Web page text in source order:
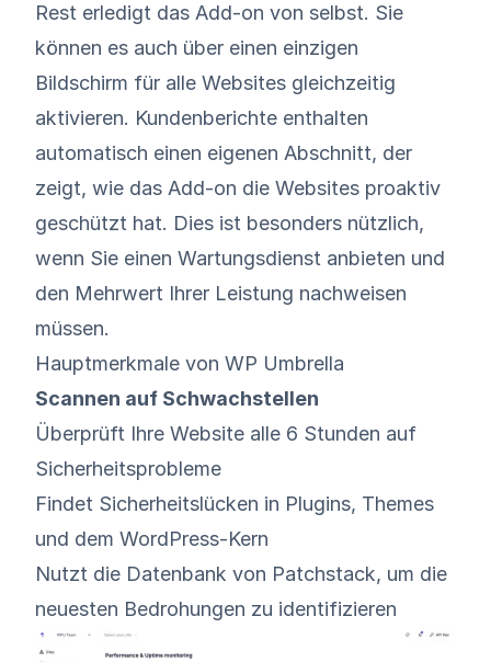
Rest erledigt das Add-on von selbst. Sie
können es auch über einen einzigen
Bildschirm für alle Websites gleichzeitig
aktivieren. Kundenberichte enthalten
automatisch einen eigenen Abschnitt, der
zeigt, wie das Add-on die Websites proaktiv
geschützt hat. Dies ist besonders nützlich,
wenn Sie einen Wartungsdienst anbieten und
den Mehrwert Ihrer Leistung nachweisen
müssen.
Hauptmerkmale von WP Umbrella
Scannen auf Schwachstellen
Überprüft Ihre Website alle 6 Stunden auf
Sicherheitsprobleme
Findet Sicherheitslücken in Plugins, Themes
und dem WordPress-Kern
Nutzt die Datenbank von Patchstack, um die
neuesten Bedrohungen zu identifizieren